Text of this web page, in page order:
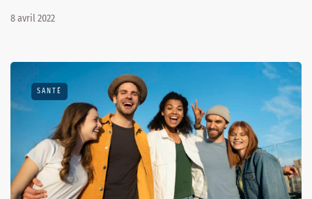
8 avril 2022
SANTÉ